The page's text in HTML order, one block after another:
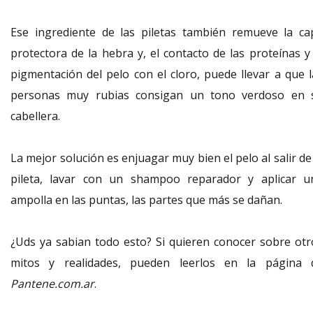
Ese ingrediente de las piletas también remueve la
protectora de la hebra y, el contacto de las proteínas
pigmentación del pelo con el cloro, puede llevar a que
personas muy rubias consigan un tono verdoso en
cabellera.
La mejor solución es enjuagar muy bien el pelo al salir
pileta, lavar con un shampoo reparador y aplicar
ampolla en las puntas, las partes que más se dañan.
¿Uds ya sabian todo esto? Si quieren conocer sobre
mitos y realidades, pueden leerlos en la página
Pantene.com.ar.